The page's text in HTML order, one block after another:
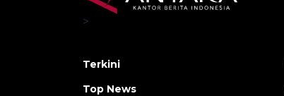
>
Terkini
Top News